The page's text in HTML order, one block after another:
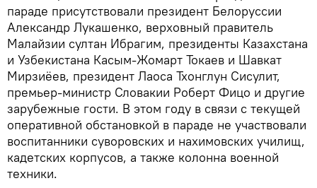
параде присутствовали президент Белоруссии
Александр Лукашенко, верховный правитель
Малайзии султан Ибрагим, президенты Казахстана
и Узбекистана Касым-Жомарт Токаев и Шавкат
Мирзиёев, президент Лаоса Тхонглун Сисулит,
премьер-министр Словакии Роберт Фицо и другие
зарубежные гости. В этом году в связи с текущей
оперативной обстановкой в параде не участвовали
воспитанники суворовских и нахимовских училищ,
кадетских корпусов, а также колонна военной
техники.